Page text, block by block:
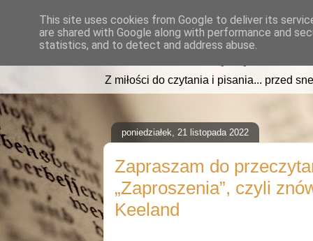
read2sleep.pl
Z miłości do czytania i pisania... przed
poniedziałek, 21 listopada 2022
Zapraszam do
„Zaproszenia”, czyli
Keeland
This site uses cookies from Google to deliver its
are shared with Google along with performance and
statistics, and to detect and address abuse.